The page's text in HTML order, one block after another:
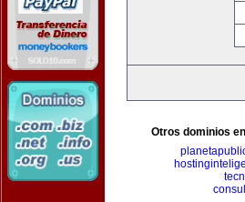
Otros dominios